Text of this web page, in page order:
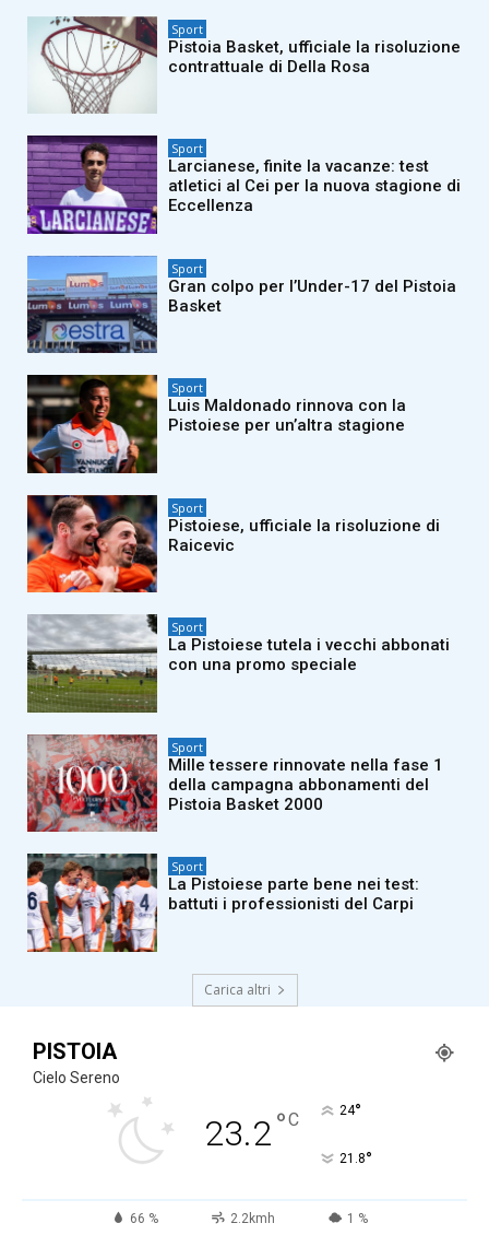
Sport
Pistoia Basket, ufficiale la risoluzione
contrattuale di Della Rosa
Sport
Larcianese, finite la vacanze: test
atletici al Cei per la nuova stagione di
Eccellenza
Sport
Gran colpo per l’Under-17 del Pistoia
Basket
Sport
Luis Maldonado rinnova con la
Pistoiese per un’altra stagione
Sport
Pistoiese, ufficiale la risoluzione di
Raicevic
Sport
La Pistoiese tutela i vecchi abbonati
con una promo speciale
Sport
Mille tessere rinnovate nella fase 1
della campagna abbonamenti del
Pistoia Basket 2000
Sport
La Pistoiese parte bene nei test:
battuti i professionisti del Carpi
Carica altri
PISTOIA
Cielo Sereno
23.2°C 24°
21.8°
66 % 2.2kmh 1 %